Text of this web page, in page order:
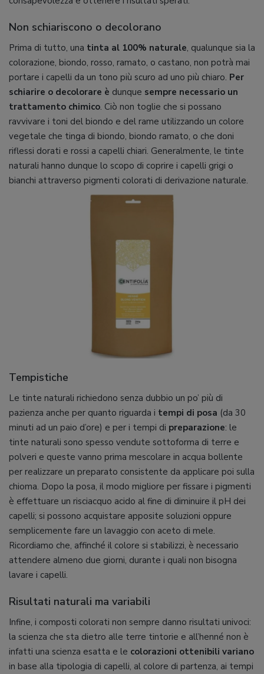
Non schiariscono o decolorano
Prima di tutto, una tinta al 100% naturale, qualunque sia la
colorazione, biondo, rosso, ramato, o castano, non potrà mai
portare i capelli da un tono più scuro ad uno più chiaro. Per
schiarire o decolorare è dunque sempre necessario un
trattamento chimico. Ciò non toglie che si possano
ravvivare i toni del biondo e del rame utilizzando un colore
vegetale che tinga di biondo, biondo ramato, o che doni
riflessi dorati e rossi a capelli chiari. Generalmente, le tinte
naturali hanno dunque lo scopo di coprire i capelli grigi o
bianchi attraverso pigmenti colorati di derivazione naturale.
Tempistiche
Le tinte naturali richiedono senza dubbio un po’ più di
pazienza anche per quanto riguarda i tempi di posa (da 30
minuti ad un paio d’ore) e per i tempi di preparazione: le
tinte naturali sono spesso vendute sottoforma di terre e
polveri e queste vanno prima mescolare in acqua bollente
per realizzare un preparato consistente da applicare poi sulla
chioma. Dopo la posa, il modo migliore per fissare i pigmenti
è effettuare un risciacquo acido al fine di diminuire il pH dei
capelli; si possono acquistare apposite soluzioni oppure
semplicemente fare un lavaggio con aceto di mele.
Ricordiamo che, affinché il colore si stabilizzi, è necessario
attendere almeno due giorni, durante i quali non bisogna
lavare i capelli.
Risultati naturali ma variabili
Infine, i composti colorati non sempre danno risultati univoci:
la scienza che sta dietro alle terre tintorie e all’henné non è
infatti una scienza esatta e le colorazioni ottenibili variano
in base alla tipologia di capelli, al colore di partenza, ai tempi